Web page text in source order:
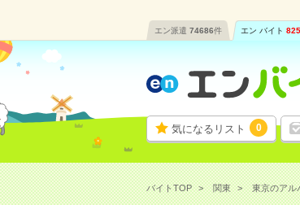
エン派遣 74686件 エン バイト
気になるリスト 0
バイトTOP 関東 東京のアル